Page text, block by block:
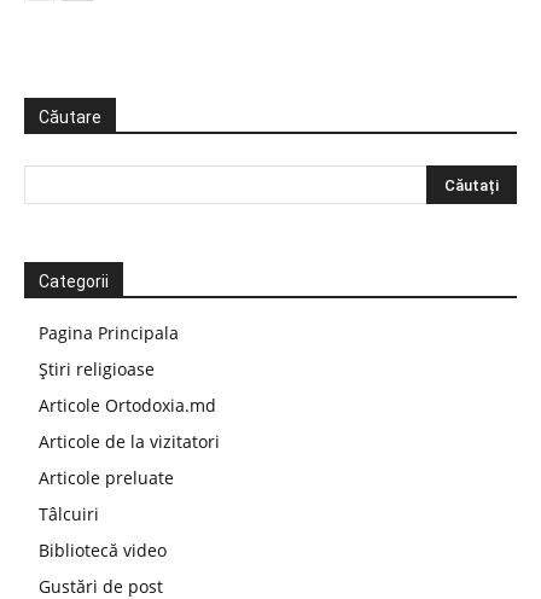
Căutare
Categorii
Pagina Principala
Știri religioase
Articole Ortodoxia.md
Articole de la vizitatori
Articole preluate
Tâlcuiri
Bibliotecă video
Gustări de post